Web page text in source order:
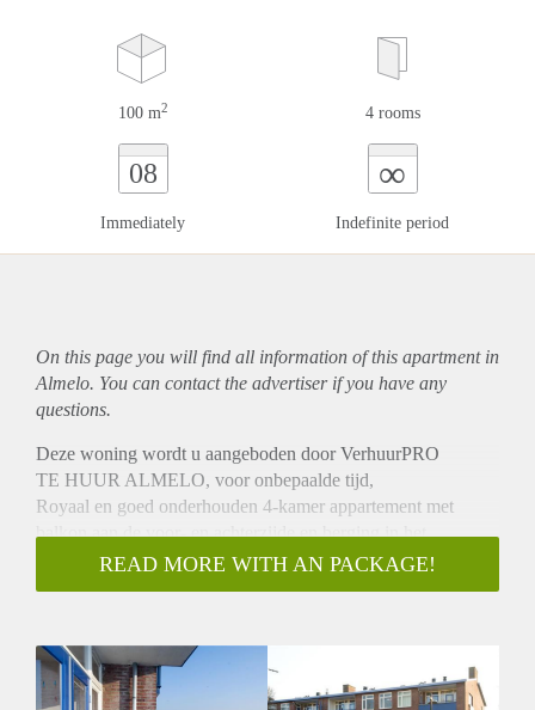
100 m2 4 rooms
08
Immediately
∞
Indefinite period
On this page you will find all information of this apartmentin
Almelo. You can contact the advertiser if you have any
questions.
Deze woning wordt u aangeboden door VerhuurPRO
TE HUUR ALMELO, voor onbepaalde tijd,
Royaal en goed onderhouden 4-kamer appartement met
balkon aan de voor- en achterzijde en berging in het
souterrain, gelegen op de tweede verdieping. Het
appartement bevindt zich nabij de uitvalswegen A1/ A35 en
Entree/ hal, meterkast, toilet, vaste kasten, 3 slaapkamers
waarvan 1 met openslaande deuren naar het balkon aan de
READ MORE WITH AN PACKAGE!